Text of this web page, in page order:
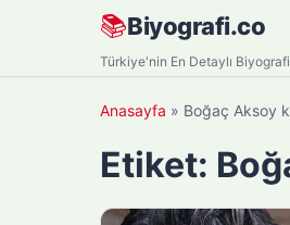
📚Biyografi.co
Türkiye'nin En Detaylı
Anasayfa » Boğaç Aksoy
Etiket: